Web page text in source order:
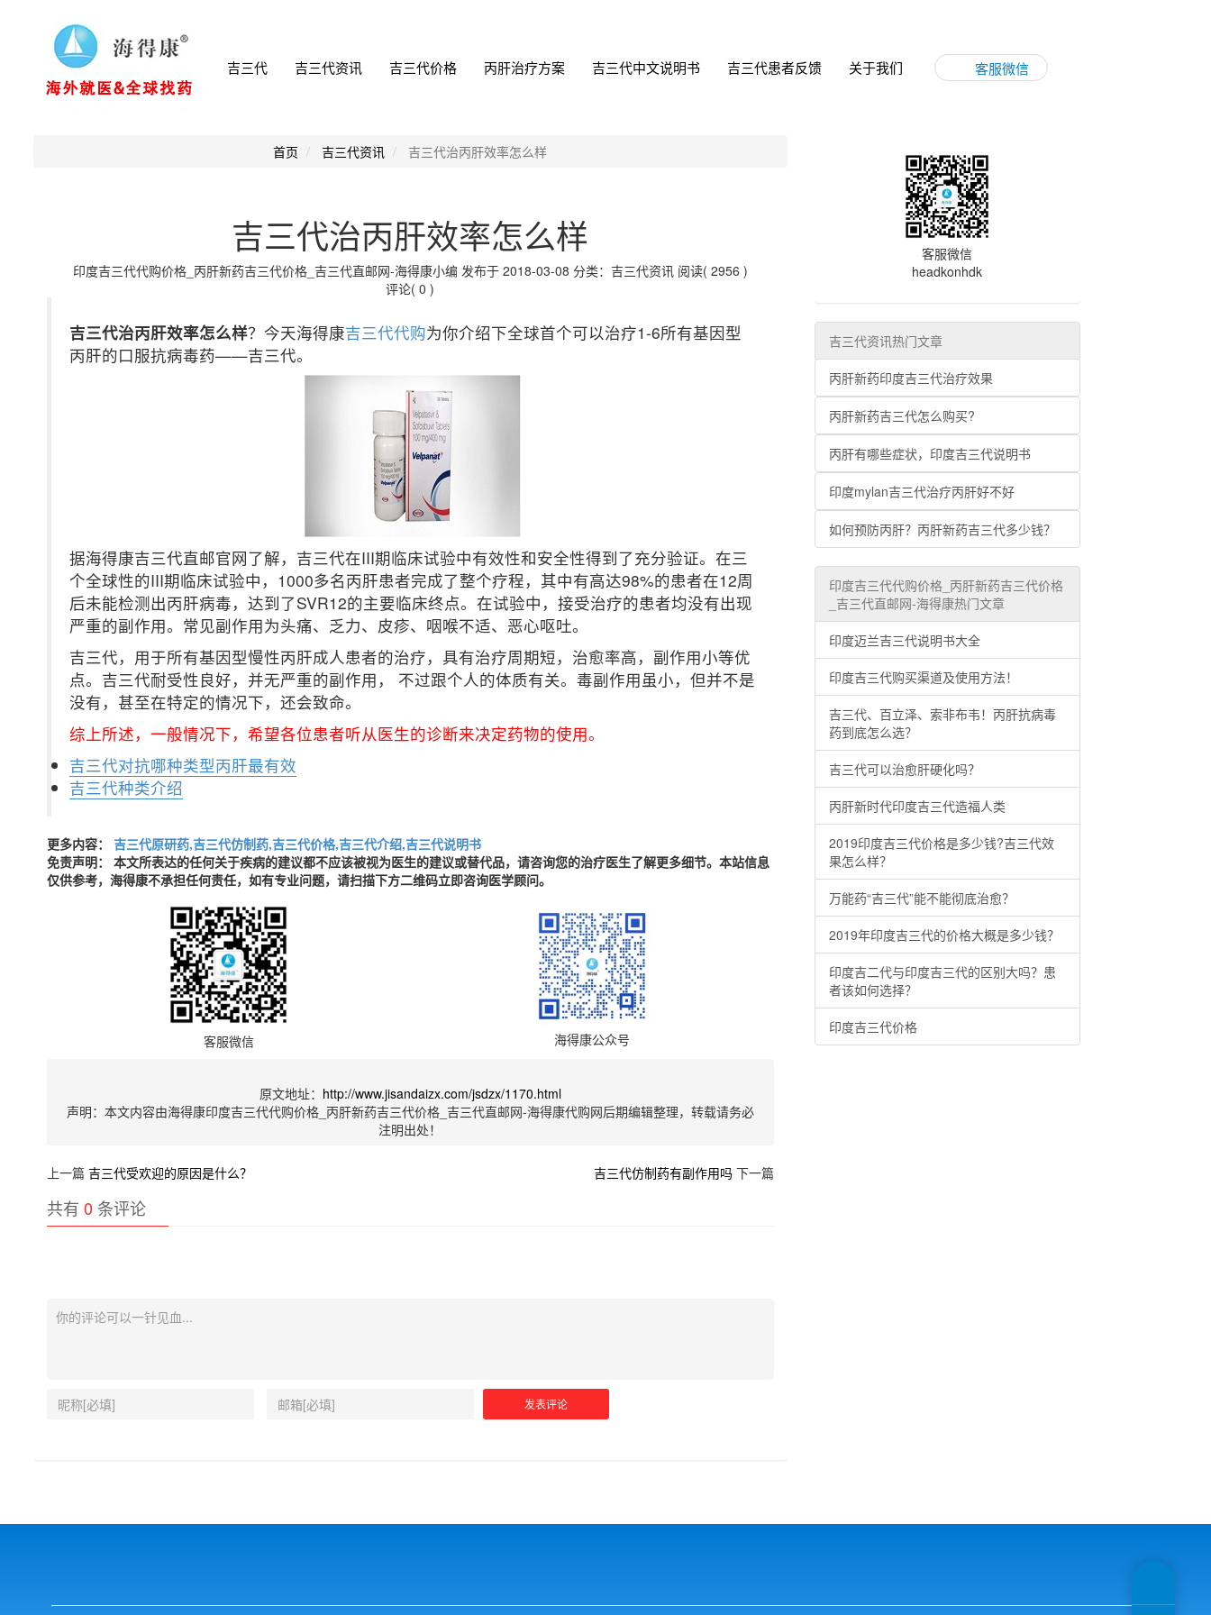
吉三代 吉三代资讯 吉三代价格 丙肝治疗方案 吉三代中文说明书 吉三代患者反馈 关于我们 客服微信
首页 吉三代资讯 吉三代治丙肝效率怎么样
吉三代治丙肝效率怎么样
印度吉三代代购价格_丙肝新药吉三代价格_吉三代直邮网-海得康小编 发布于 2018-03-08 分类：吉三代资讯 阅读( 2956 )
评论( 0 )
吉三代治丙肝效率怎么样？今天海得康吉三代代购为你介绍下全球首个可以治疗1-6所有基因型
丙肝的口服抗病毒药——吉三代。
据海得康吉三代直邮官网了解，吉三代在III期临床试验中有效性和安全性得到了充分验证。在三
个全球性的III期临床试验中，1000多名丙肝患者完成了整个疗程，其中有高达98%的患者在12周
后未能检测出丙肝病毒，达到了SVR12的主要临床终点。在试验中，接受治疗的患者均没有出现
严重的副作用。常见副作用为头痛、乏力、皮疹、咽喉不适、恶心呕吐。
吉三代，用于所有基因型慢性丙肝成人患者的治疗，具有治疗周期短，治愈率高，副作用小等优
点。吉三代耐受性良好，并无严重的副作用， 不过跟个人的体质有关。毒副作用虽小，但并不是
没有，甚至在特定的情况下，还会致命。
综上所述，一般情况下，希望各位患者听从医生的诊断来决定药物的使用。
吉三代对抗哪种类型丙肝最有效
吉三代种类介绍
更多内容：
吉三代原研药,吉三代仿制药,吉三代价格,吉三代介绍,吉三代说明书
免责声明： 本文所表达的任何关于疾病的建议都不应该被视为医生的建议或替代品，请咨询您的治疗医生了解更多细节。本站信息
仅供参考，海得康不承担任何责任，如有专业问题，请扫描下方二维码立即咨询医学顾问。
客服微信 海得康公众号
原文地址： http://www.jisandaizx.com/jsdzx/1170.html
声明：本文内容由海得康印度吉三代代购价格_丙肝新药吉三代价格_吉三代直邮网-海得康代购网后期编辑整理，转载请务必
注明出处！
上一篇 吉三代受欢迎的原因是什么？ 吉三代仿制药有副作用吗下一篇
共有 0 条评论
客服微信
headkonhdk
吉三代资讯热门文章
丙肝新药印度吉三代治疗效果
丙肝新药吉三代怎么购买?
丙肝有哪些症状，印度吉三代说明书
印度mylan吉三代治疗丙肝好不好
如何预防丙肝？丙肝新药吉三代多少钱？
印度吉三代代购价格_丙肝新药吉三代价格
_吉三代直邮网-海得康热门文章
印度迈兰吉三代说明书大全
印度吉三代购买渠道及使用方法！
吉三代、百立泽、索非布韦！丙肝抗病毒
药到底怎么选？
吉三代可以治愈肝硬化吗？
丙肝新时代印度吉三代造福人类
2019印度吉三代价格是多少钱?吉三代效
果怎么样？
万能药“吉三代”能不能彻底治愈？
2019年印度吉三代的价格大概是多少钱？
印度吉二代与印度吉三代的区别大吗？患
者该如何选择？
印度吉三代价格